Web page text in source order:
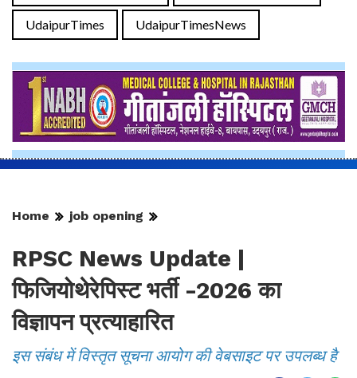
UdaipurTimes UdaipurTimesNews
Home job opening
RPSC News Update |
फिजियोथेरेपिस्ट भर्ती -2026 का
विज्ञापन प्रत्याहारित
इस संबंध में विस्तृत सूचना आयोग की वेबसाइट पर उपलब्ध है